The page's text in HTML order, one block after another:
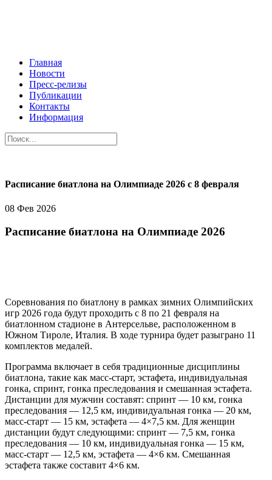
Главная
Новости
Пресс-релизы
Публикации
Контакты
Информация
Расписание биатлона на Олимпиаде 2026 с 8 февраля
08 Фев 2026
Расписание биатлона на Олимпиаде 2026
Соревнования по биатлону в рамках зимних Олимпийских
игр 2026 года будут проходить с 8 по 21 февраля на
биатлонном стадионе в Антерсельве, расположенном в
Южном Тироле, Италия. В ходе турнира будет разыграно 11
комплектов медалей.
Программа включает в себя традиционные дисциплины
биатлона, такие как масс-старт, эстафета, индивидуальная
гонка, спринт, гонка преследования и смешанная эстафета.
Дистанции для мужчин составят: спринт — 10 км, гонка
преследования — 12,5 км, индивидуальная гонка — 20 км,
масс-старт — 15 км, эстафета — 4×7,5 км. Для женщин
дистанции будут следующими: спринт — 7,5 км, гонка
преследования — 10 км, индивидуальная гонка — 15 км,
масс-старт — 12,5 км, эстафета — 4×6 км. Смешанная
эстафета также составит 4×6 км.